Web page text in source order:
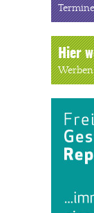
Hier